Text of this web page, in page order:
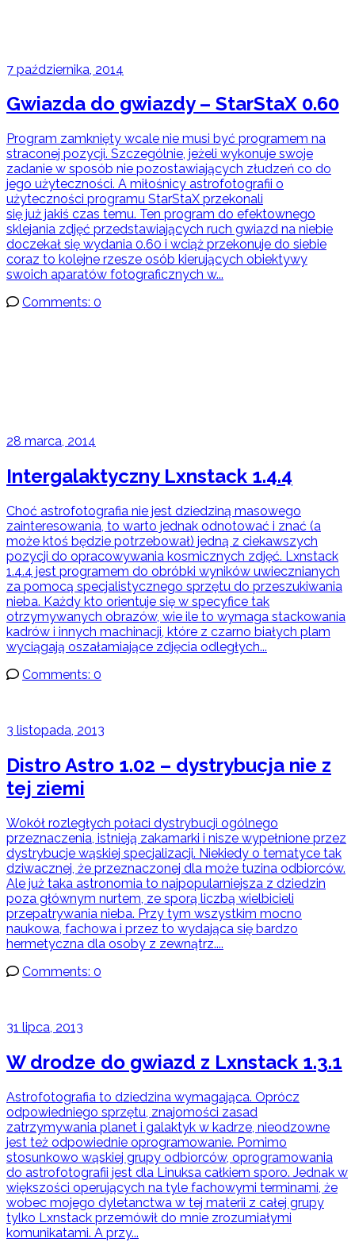
7 października, 2014
Gwiazda do gwiazdy – StarStaX 0.60
Program zamknięty wcale nie musi być programem na
straconej pozycji. Szczególnie, jeżeli wykonuje swoje
zadanie w sposób nie pozostawiających złudzeń co do
jego użyteczności. A miłośnicy astrofotografii o
użyteczności programu StarStaX przekonali
się już jakiś czas temu. Ten program do efektownego
sklejania zdjęć przedstawiających ruch gwiazd na niebie
doczekał się wydania 0.60 i wciąż przekonuje do siebie
coraz to kolejne rzesze osób kierujących obiektywy
swoich aparatów fotograficznych w...
Comments: 0
28 marca, 2014
Intergalaktyczny Lxnstack 1.4.4
Choć astrofotografia nie jest dziedziną masowego
zainteresowania, to warto jednak odnotować i znać (a
może ktoś będzie potrzebował) jedną z ciekawszych
pozycji do opracowywania kosmicznych zdjęć. Lxnstack
1.4.4 jest programem do obróbki wyników uwiecznianych
za pomocą specjalistycznego sprzętu do przeszukiwania
nieba. Każdy kto orientuje się w specyfice tak
otrzymywanych obrazów, wie ile to wymaga stackowania
kadrów i innych machinacji, które z czarno białych plam
wyciągają oszałamiające zdjęcia odległych...
Comments: 0
3 listopada, 2013
Distro Astro 1.02 – dystrybucja nie z
tej ziemi
Wokół rozległych połaci dystrybucji ogólnego
przeznaczenia, istnieją zakamarki i nisze wypełnione przez
dystrybucje wąskiej specjalizacji. Niekiedy o tematyce tak
dziwacznej, że przeznaczonej dla może tuzina odbiorców.
Ale już taka astronomia to najpopularniejsza z dziedzin
poza głównym nurtem, ze sporą liczbą wielbicieli
przepatrywania nieba. Przy tym wszystkim mocno
naukowa, fachowa i przez to wydająca się bardzo
hermetyczna dla osoby z zewnątrz....
Comments: 0
31 lipca, 2013
W drodze do gwiazd z Lxnstack 1.3.1
Astrofotografia to dziedzina wymagająca. Oprócz
odpowiedniego sprzętu, znajomości zasad
zatrzymywania planet i galaktyk w kadrze, nieodzowne
jest też odpowiednie oprogramowanie. Pomimo
stosunkowo wąskiej grupy odbiorców, oprogramowania
do astrofotografii jest dla Linuksa całkiem sporo. Jednak w
większości operujących na tyle fachowymi terminami, że
wobec mojego dyletanctwa w tej materii z całej grupy
tylko Lxnstack przemówił do mnie zrozumiałymi
komunikatami. A przy...